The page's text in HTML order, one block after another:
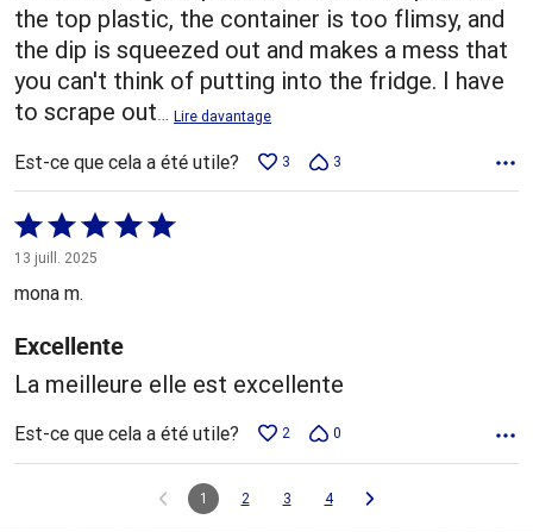
the top plastic, the container is too flimsy, and
the dip is squeezed out and makes a mess that
you can't think of putting into the fridge. I have
to scrape out… Lire davantage
Est-ce que cela a été utile? 3 3
Coté
5 sur
13 juill. 2025
mona m.
Excellente
La meilleure elle est excellente
Est-ce que cela a été utile? 2 0
1 2 3 4